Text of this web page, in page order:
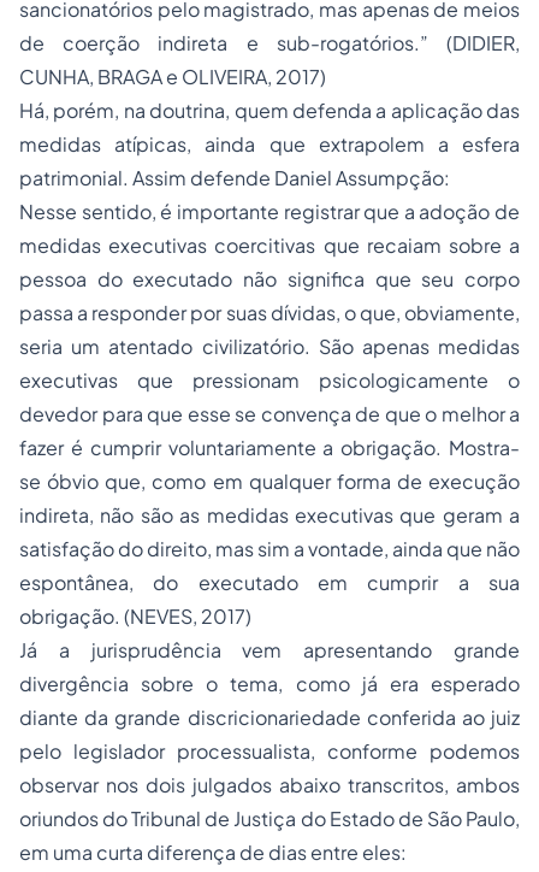
sancionatórios pelo magistrado, mas apenas de meios
de coerção indireta e sub-rogatórios.” (DIDIER,
CUNHA, BRAGA e OLIVEIRA, 2017)
Há, porém, na doutrina, quem defenda a aplicação das
medidas atípicas, ainda que extrapolem a esfera
patrimonial. Assim defende Daniel Assumpção:
Nesse sentido, é importante registrar que a adoção de
medidas executivas coercitivas que recaiam sobre a
pessoa do executado não significa que seu corpo
passa a responder por suas dívidas, o que, obviamente,
seria um atentado civilizatório. São apenas medidas
executivas que pressionam psicologicamente o
devedor para que esse se convença de que o melhor a
fazer é cumprir voluntariamente a obrigação. Mostra-
se óbvio que, como em qualquer forma de execução
indireta, não são as medidas executivas que geram a
satisfação do direito, mas sim a vontade, ainda que não
espontânea, do executado em cumprir a sua
obrigação. (NEVES, 2017)
Já a jurisprudência vem apresentando grande
divergência sobre o tema, como já era esperado
diante da grande discricionariedade conferida ao juiz
pelo legislador processualista, conforme podemos
observar nos dois julgados abaixo transcritos, ambos
oriundos do Tribunal de Justiça do Estado de São Paulo,
em uma curta diferença de dias entre eles: